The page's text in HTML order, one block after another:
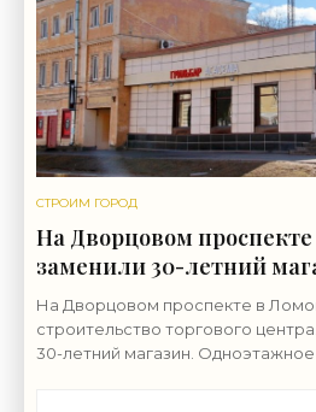
СТРОИМ ГОРОД
На Дворцовом
заменили 30-летний
новости строительства»
На Дворцовом проспекте в
строительство торгового
30-летний магазин.